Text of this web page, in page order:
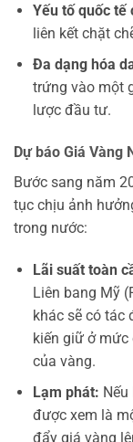
Yếu tố quốc tế
liên kết chặt
Đa dạng hóa
trứng vào một
lược đầu tư.
Dự báo Giá Vàng
Bước sang năm
tục chịu ảnh
trong nước:
Lãi suất toàn
Liên bang Mỹ
khác sẽ có tác
kiến giữ ở mức
của vàng.
Lạm phát:
được xem là
đẩy giá vàng